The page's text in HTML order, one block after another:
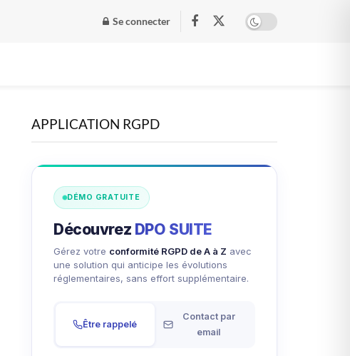
Se connecter
APPLICATION RGPD
DÉMO GRATUITE
Découvrez DPO SUITE
Gérez votre conformité RGPD de A à Z avec
une solution qui anticipe les évolutions
réglementaires, sans effort supplémentaire.
Être rappelé
Contact par
email